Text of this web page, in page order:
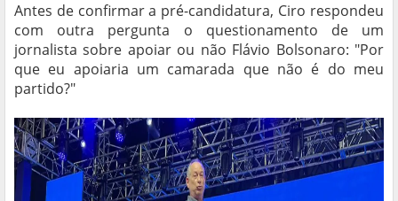
Antes de confirmar a pré-candidatura, Ciro respondeu
com outra pergunta o questionamento de um
jornalista sobre apoiar ou não Flávio Bolsonaro: "Por
que eu apoiaria um camarada que não é do meu
partido?"